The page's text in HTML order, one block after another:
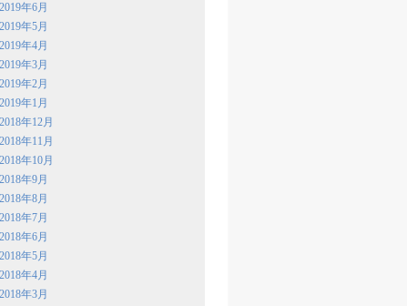
2019年6月
2019年5月
2019年4月
2019年3月
2019年2月
2019年1月
2018年12月
2018年11月
2018年10月
2018年9月
2018年8月
2018年7月
2018年6月
2018年5月
2018年4月
2018年3月